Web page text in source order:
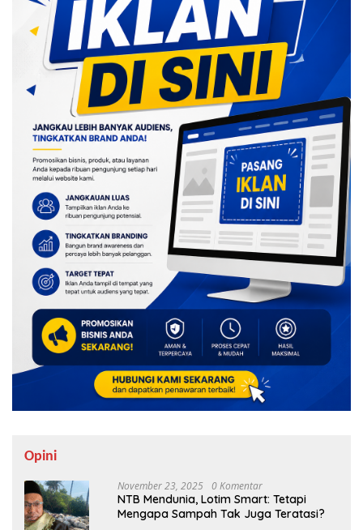
Opini
November 23, 2025 0 Komentar
NTB Mendunia, Lotim Smart: Tetapi
Mengapa Sampah Tak Juga Teratasi?